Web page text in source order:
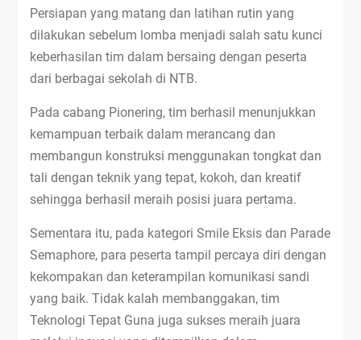
Persiapan yang matang dan latihan rutin yang
dilakukan sebelum lomba menjadi salah satu kunci
keberhasilan tim dalam bersaing dengan peserta
dari berbagai sekolah di NTB.
Pada cabang Pionering, tim berhasil menunjukkan
kemampuan terbaik dalam merancang dan
membangun konstruksi menggunakan tongkat dan
tali dengan teknik yang tepat, kokoh, dan kreatif
sehingga berhasil meraih posisi juara pertama.
Sementara itu, pada kategori Smile Eksis dan Parade
Semaphore, para peserta tampil percaya diri dengan
kekompakan dan keterampilan komunikasi sandi
yang baik. Tidak kalah membanggakan, tim
Teknologi Tepat Guna juga sukses meraih juara